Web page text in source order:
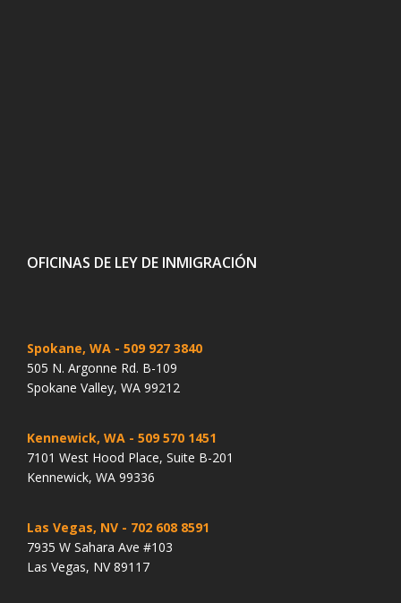
OFICINAS DE LEY DE INMIGRACIÓN
Spokane, WA - 509 927 3840
505 N. Argonne Rd. B-109
Spokane Valley, WA 99212
Kennewick, WA - 509 570 1451
7101 West Hood Place, Suite B-201
Kennewick, WA 99336
Las Vegas, NV - 702 608 8591
7935 W Sahara Ave #103
Las Vegas, NV 89117